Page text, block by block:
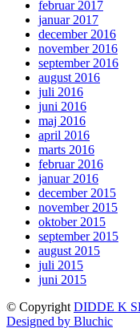
februar 2017
januar 2017
december 2016
november 2016
september 2016
august 2016
juli 2016
juni 2016
maj 2016
april 2016
marts 2016
februar 2016
januar 2016
december 2015
november 2015
oktober 2015
september 2015
august 2015
juli 2015
juni 2015
© Copyright DIDDE K
Designed by Bluchic